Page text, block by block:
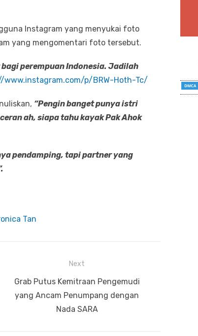
Instagram yang menyukai foto
yang mengomentari foto tersebut.
bagi perempuan Indonesia. Jadilah
www.instagram.com/p/BRW-Hoth-Tc/
“Pengin banget punya istri
ah, siapa tahu kayak Pak Ahok
pendamping, tapi partner yang
Tan
Next
Next
post:
Grab Putus Kemitraan Pengemudi
yang Ancam Penumpang dengan
Nada SARA